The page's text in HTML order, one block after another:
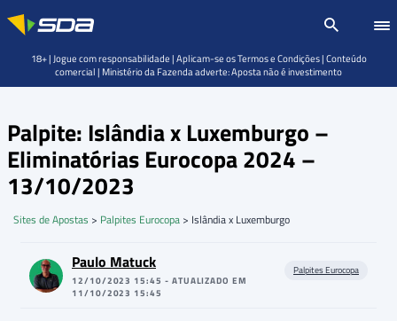
Palpite: Islândia x Luxemburgo –
Eliminatórias Eurocopa 2024 –
13/10/2023
Sites de Apostas > Palpites Eurocopa > Islândia x Luxemburgo
Paulo Matuck
12/10/2023 15:45 - ATUALIZADO EM
11/10/2023 15:45
Palpites Eurocopa
18+ | Jogue com responsabilidade | Aplicam-se os Termos e Condições | Conteúdo
comercial | Ministério da Fazenda adverte: Aposta não é investimento